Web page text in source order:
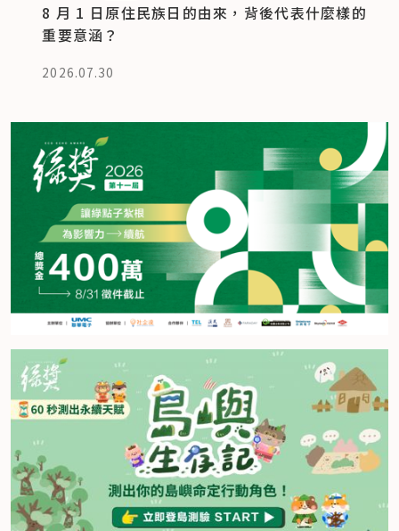
8 月 1 日原住民族日的由來，背後代表什麼樣的
重要意涵？
2026.07.30